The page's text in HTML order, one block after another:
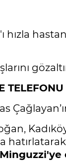
hızla
TELEFONU
hatırlatarak